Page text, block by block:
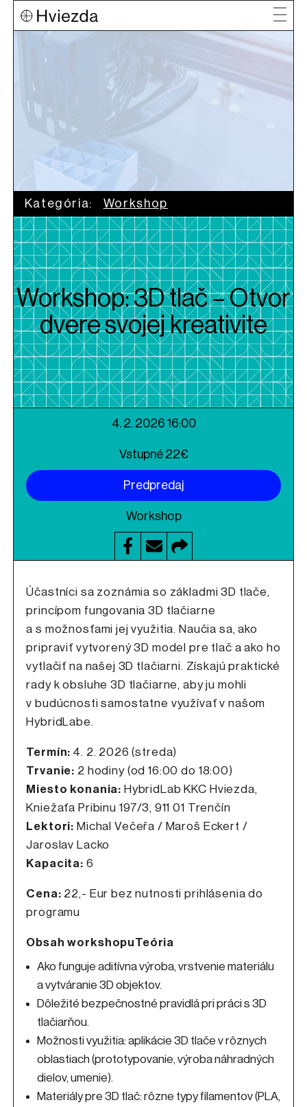
Kategória: Workshop
Workshop: 3D tlač – Otvor
dvere svojej kreativite
4. 2. 2026 16:00
Vstupné 22€
Predpredaj
Workshop
Účastníci sa zoznámia so základmi 3D tlače,
princípom fungovania 3D tlačiarne
a s možnosťami jej využitia. Naučia sa, ako
pripraviť vytvorený 3D model pre tlač a ako ho
vytlačiť na našej 3D tlačiarni. Získajú praktické
rady k obsluhe 3D tlačiarne, aby ju mohli
v budúcnosti samostatne využívať v našom
HybridLabe.
Termín: 4. 2. 2026 (streda)
Trvanie: 2 hodiny (od 16:00 do 18:00)
Miesto konania: HybridLab KKC Hviezda,
Kniežaťa Pribinu 197/3, 911 01 Trenčín
Lektori: Michal Večeřa / Maroš Eckert /
Jaroslav Lacko
Kapacita: 6
Cena: 22,- Eur bez nutnosti prihlásenia do
programu
Obsah workshopuTeória
Ako funguje aditívna výroba, vrstvenie materiálu
a vytváranie 3D objektov.
Dôležité bezpečnostné pravidlá pri práci s 3D
tlačiarňou.
Možnosti využitia: aplikácie 3D tlače v rôznych
oblastiach (prototypovanie, výroba náhradných
dielov, umenie).
Materiály pre 3D tlač: rôzne typy filamentov (PLA,